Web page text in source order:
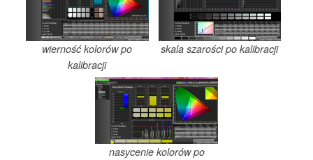
wierność kolorów po
kalibracji
skala szarości po kalibracji
nasycenie kolorów po